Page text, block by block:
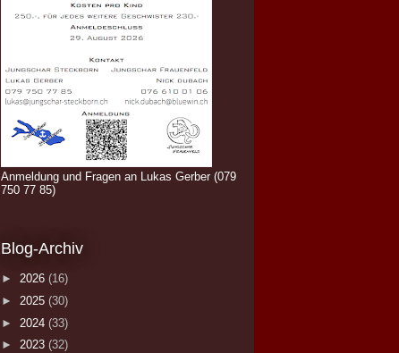
Anmeldung und Fragen an Lukas Gerber (079
750 77 85)
Blog-Archiv
► 2026 (16)
► 2025 (30)
► 2024 (33)
► 2023 (32)